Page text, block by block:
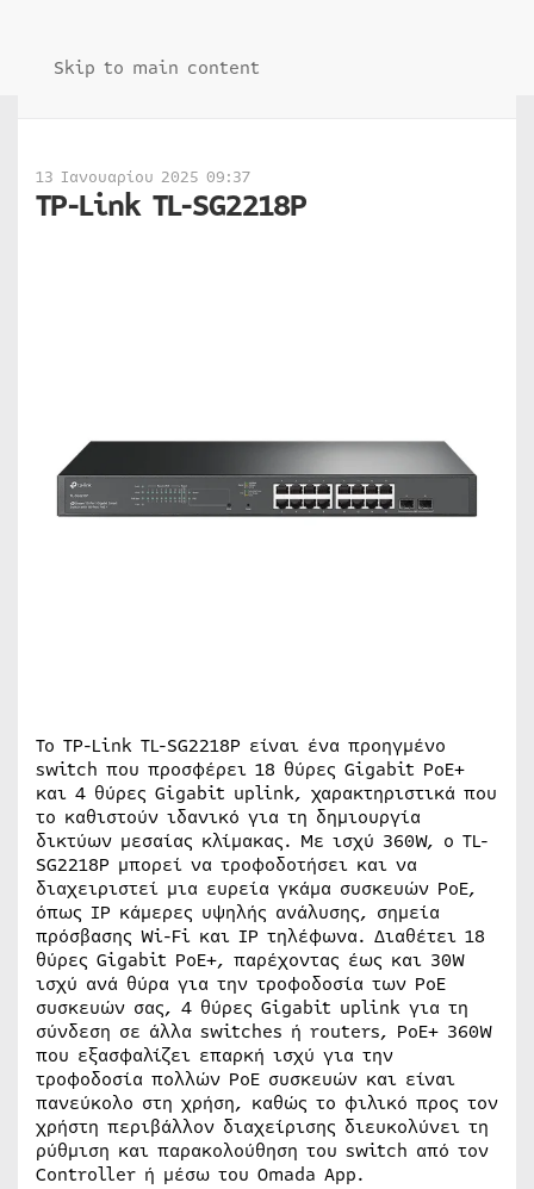
Skip to main content
13 Ιανουαρίου 2025 09:37
TP-Link TL-SG2218P
Το TP-Link TL-SG2218P είναι ένα προηγμένο
switch που προσφέρει 18 θύρες Gigabit PoE+
και 4 θύρες Gigabit uplink, χαρακτηριστικά που
το καθιστούν ιδανικό για τη δημιουργία
δικτύων μεσαίας κλίμακας. Με ισχύ 360W, ο TL-
SG2218P μπορεί να τροφοδοτήσει και να
διαχειριστεί μια ευρεία γκάμα συσκευών PoE,
όπως IP κάμερες υψηλής ανάλυσης, σημεία
πρόσβασης Wi-Fi και IP τηλέφωνα. Διαθέτει 18
θύρες Gigabit PoE+, παρέχοντας έως και 30W
ισχύ ανά θύρα για την τροφοδοσία των PoE
συσκευών σας, 4 θύρες Gigabit uplink για τη
σύνδεση σε άλλα switches ή routers, PoE+ 360W
που εξασφαλίζει επαρκή ισχύ για την
τροφοδοσία πολλών PoE συσκευών και είναι
πανεύκολο στη χρήση, καθώς το φιλικό προς τον
χρήστη περιβάλλον διαχείρισης διευκολύνει τη
ρύθμιση και παρακολούθηση του switch από τον
Controller ή μέσω του Omada App.